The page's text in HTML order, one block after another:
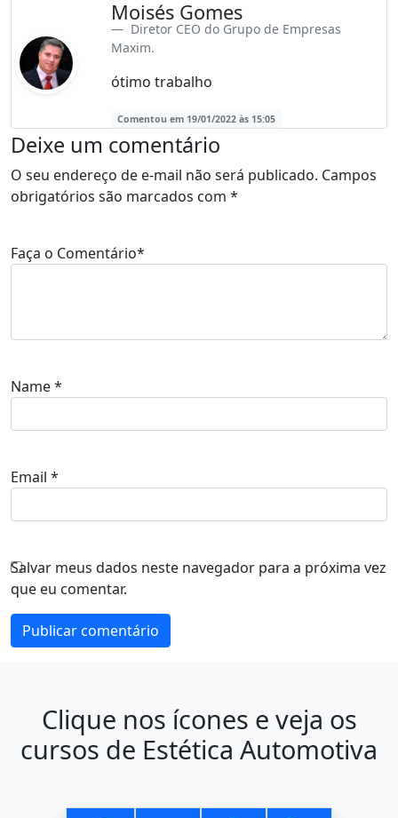
Moisés Gomes
Diretor CEO do Grupo de Empresas
Maxim.
ótimo trabalho
Comentou em 19/01/2022 às 15:05
Deixe um comentário
O seu endereço de e-mail não será publicado. Campos
obrigatórios são marcados com *
Faça o Comentário*
Name*
Email *
Salvar meus dados neste navegador para a próxima vez
que eu comentar.
Clique nos ícones e veja os
cursos de Estética Automotiva